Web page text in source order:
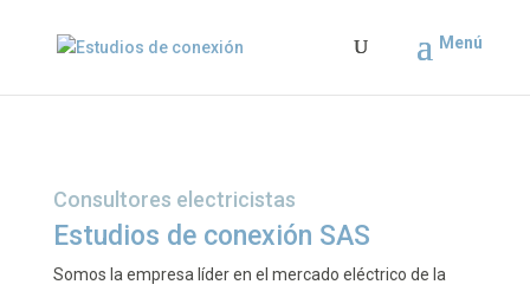
Consultores electricistas
Estudios de conexión SAS
Somos la empresa líder en el mercado eléctrico de la